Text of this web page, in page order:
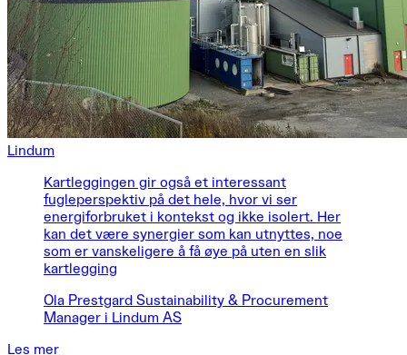
Lindum
Kartleggingen gir også et interessant
fugleperspektiv på det hele, hvor vi ser
energiforbruket i kontekst og ikke isolert. Her
kan det være synergier som kan utnyttes, noe
som er vanskeligere å få øye på uten en slik
kartlegging
Ola Prestgard Sustainability & Procurement
Manager i Lindum AS
Les mer